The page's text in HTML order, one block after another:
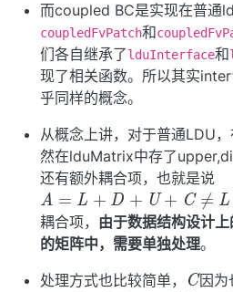
而coupled BC是实现在普通
coupledFvPatch和
们各自继承了lduInterface和
现了相关函数。所以其实
乎同样的概念。
从概念上讲，对于普通LDU
然在lduMatrix中存了
还有额外耦合项，也就是说
A=L+D+U+ C≠L+D
耦合项， 由于数据结构设计
的矩阵中，需要单独处理。
处理方式也比较简单，
因为